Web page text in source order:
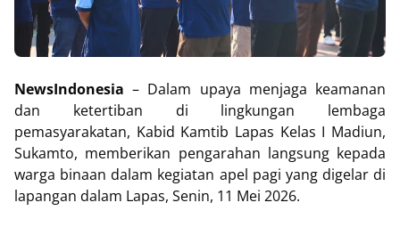
NewsIndonesia– Dalam upaya menjaga keamanan
dan ketertiban di lingkungan lembaga
pemasyarakatan, Kabid Kamtib Lapas Kelas I Madiun,
Sukamto, memberikan pengarahan langsung kepada
warga binaan dalam kegiatan apel pagi yang digelar di
lapangan dalam Lapas, Senin, 11 Mei 2026.